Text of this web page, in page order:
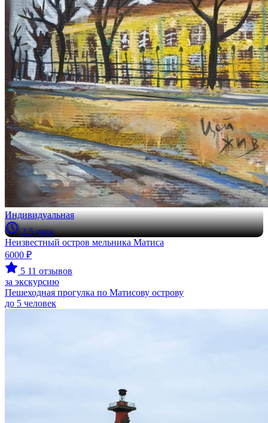
Индивидуальная
2.5 часа
Неизвестный остров мельника Матиса
6000 ₽
5 11 отзывов
за экскурсию
Пешеходная прогулка по Матисову острову
до 5 человек